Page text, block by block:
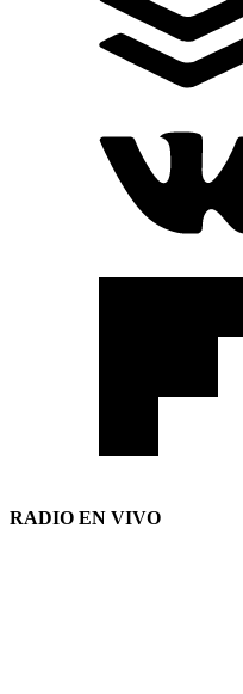
RADIO EN VIVO